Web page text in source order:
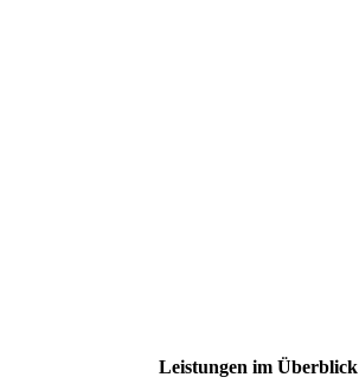
Leistungen im Überblick